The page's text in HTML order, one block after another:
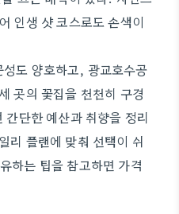
인생 샷 코스로도 손색이
도 양호하고, 광교호수공
곳의 꽃집을 천천히 구경
단한 예산과 취향을 정리
리 플랜에 맞춰 선택이 쉬
하는 팁을 참고하면 가격